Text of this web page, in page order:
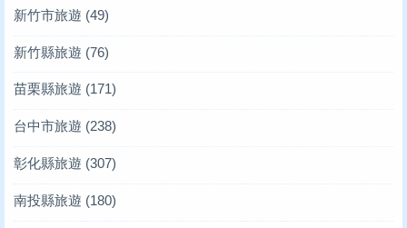
新竹市旅遊 (49)
新竹縣旅遊 (76)
苗栗縣旅遊 (171)
台中市旅遊 (238)
彰化縣旅遊 (307)
南投縣旅遊 (180)